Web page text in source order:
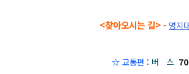
<찾아오시는 길> - 명지
☆ 교통편 : 버 스